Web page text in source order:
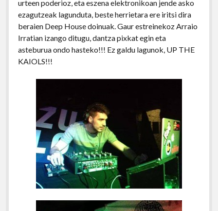
urteen poderioz, eta eszena elektronikoan jende asko
ezagutzeak lagunduta, beste herrietara ere iritsi dira
beraien Deep House doinuak. Gaur estreinekoz Arraio
Irratian izango ditugu, dantza pixkat egin eta
asteburua ondo hasteko!!! Ez galdu lagunok, UP THE
KAIOLS!!!